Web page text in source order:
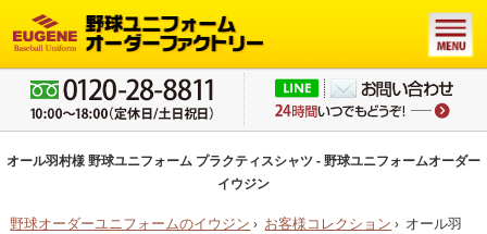
オール羽村様 野球ユニフォーム プラクティスシャツ - 野球ユニフォームオーダー
イウジン
野球オーダーユニフォームのイウジン › お客様コレクション › オール羽